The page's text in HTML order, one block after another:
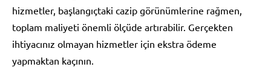
hizmetler, başlangıçtaki cazip görünümlerine rağmen,
toplam maliyeti önemli ölçüde artırabilir. Gerçekten
ihtiyacınız olmayan hizmetler için ekstra ödeme
yapmaktan kaçının.